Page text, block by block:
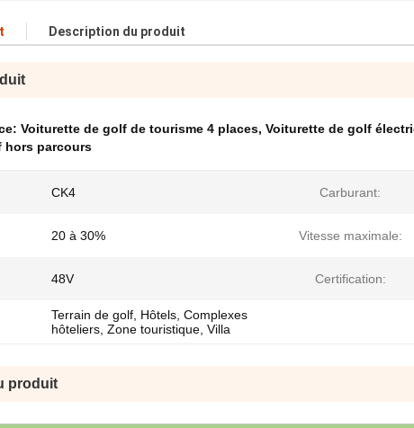
Description du produit
Voiturette de golf de tourisme 4 places, Voiturette de golf
hors parcours
CK4 Carburant:
20 à 30% Vitesse maximale:
48V Certification:
Terrain de golf, Hôtels, Complexes
hôteliers, Zone touristique, Villa
produit